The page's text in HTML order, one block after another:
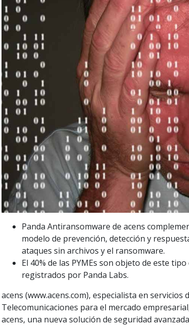
Panda Antiransomware de acens
modelo de prevención, detección y
ataques sin archivos y el ransomware.
El 40% de las PYMEs son objeto de este
registrados por Panda Labs.
acens (www.acens.com), especialista en
Telecomunicaciones para el mercado
acens, una nueva solución de seguridad